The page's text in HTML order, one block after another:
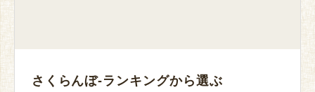
さくらんぼ-ランキングから選ぶ